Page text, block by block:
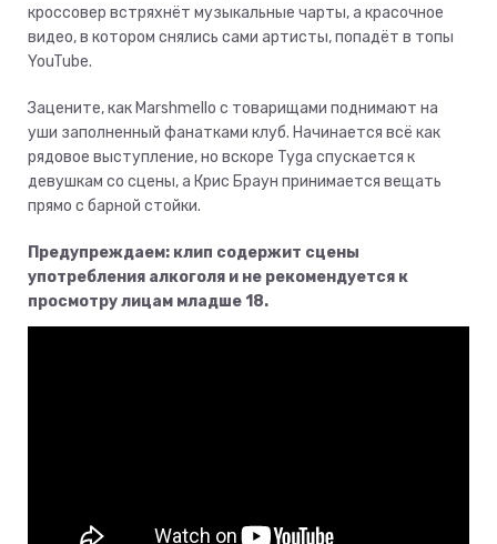
кроссовер встряхнёт музыкальные чарты, а красочное
видео, в котором снялись сами артисты, попадёт в топы
YouTube.
Зацените, как Marshmello с товарищами поднимают на
уши заполненный фанатками клуб. Начинается всё как
рядовое выступление, но вскоре Tyga спускается к
девушкам со сцены, а Крис Браун принимается вещать
прямо с барной стойки.
Предупреждаем: клип содержит сцены
употребления алкоголя и не рекомендуется к
просмотру лицам младше 18.